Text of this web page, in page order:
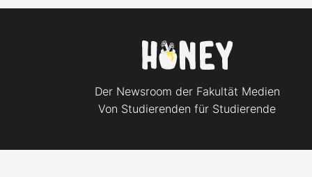
Der Newsroom der Fakultät Medien
Von Studierenden für Studierende